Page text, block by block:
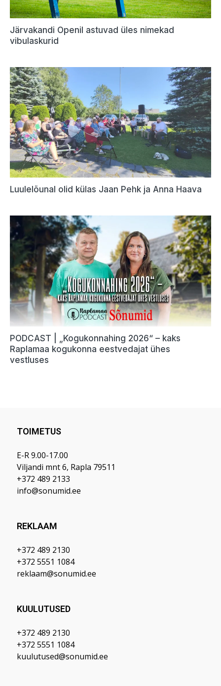
TOIMETUS
E-R 9.00-17.00
Viljandi mnt 6, Rapla 79511
+372 489 2133
info@sonumid.ee
REKLAAM
+372 489 2130
+372 5551 1084
reklaam@sonumid.ee
KUULUTUSED
+372 489 2130
+372 5551 1084
kuulutused@sonumid.ee